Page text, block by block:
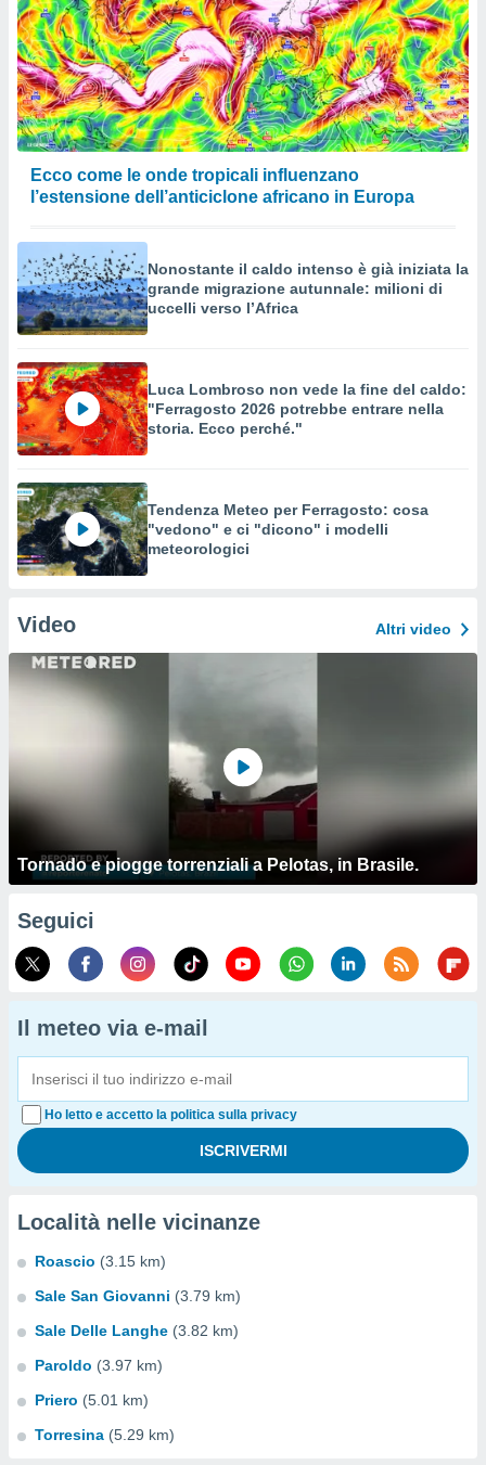
Ecco come le onde tropicali influenzano
l’estensione dell’anticiclone africano in Europa
Nonostante il caldo intenso è già iniziata la
grande migrazione autunnale: milioni di
uccelli verso l’Africa
Luca Lombroso non vede la fine del caldo:
"Ferragosto 2026 potrebbe entrare nella
storia. Ecco perché."
Tendenza Meteo per Ferragosto: cosa
"vedono" e ci "dicono" i modelli
meteorologici
Video Altri video
Tornado e piogge torrenziali a Pelotas, in Brasile.
Seguici
Il meteo via e-mail
Ho letto e accetto la politica sulla privacy
Località nelle vicinanze
Roascio (3.15 km)
Sale San Giovanni (3.79 km)
Sale Delle Langhe (3.82 km)
Paroldo (3.97 km)
Priero (5.01 km)
Torresina (5.29 km)